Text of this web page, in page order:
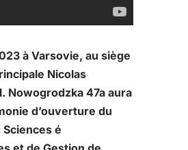
à Varsovie, au siège
Nicolas
Nowogrodzka 47a aura
d’ouverture du
é